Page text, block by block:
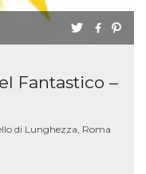
Fantastico –
di Lunghezza, Roma